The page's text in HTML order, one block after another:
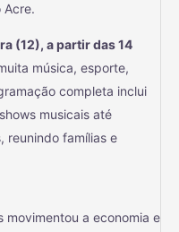
Acre.
(12), a partir das 14
música, esporte,
completa inclui
musicais até
reunindo famílias e
movimentou a economia e